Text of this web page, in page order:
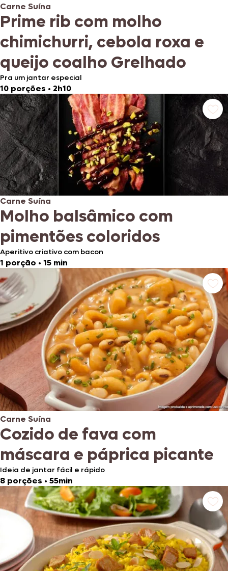
Carne Suína
Prime rib com molho
chimichurri, cebola roxa e
queijo coalho Grelhado
Pra um jantar especial
10 porções • 2h10
Carne Suína
Molho balsâmico com
pimentões coloridos
Aperitivo criativo com bacon
1 porção • 15 min
Carne Suína
Cozido de fava com
máscara e páprica picante
Ideia de jantar fácil e rápido
8 porções • 55min